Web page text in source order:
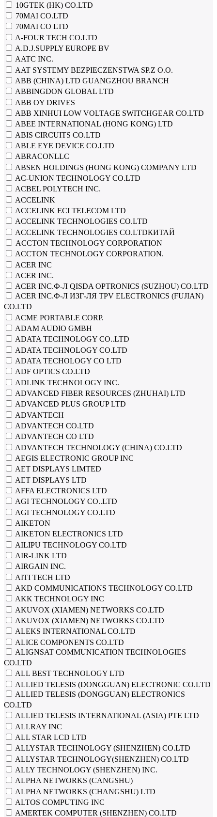
10GTEK (HK) CO.LTD
70MAI CO.LTD
70MAI CO LTD
A-FOUR TECH CO.LTD
A.D.J.SUPPLY EUROPE BV
AATC INC.
AAT SYSTEMY BEZPIECZENSTWA SP.Z O.O.
ABB (CHINA) LTD GUANGZHOU BRANCH
ABBINGDON GLOBAL LTD
ABB OY DRIVES
ABB XINHUI LOW VOLTAGE SWITCHGEAR CO.LTD
ABEE INTERNATIONAL (HONG KONG) LTD
ABIS CIRCUITS CO.LTD
ABLE EYE DEVICE CO.LTD
ABRACONLLC
ABSEN HOLDINGS (HONG KONG) COMPANY LTD
AC-UNION TECHNOLOGY CO.LTD
ACBEL POLYTECH INC.
ACCELINK
ACCELINK ECI TELECOM LTD
ACCELINK TECHNOLOGIES CO.LTD
ACCELINK TECHNOLOGIES CO.LTDКИТАЙ
ACCTON TECHNOLOGY CORPORATION
ACCTON TECHNOLOGY CORPORATION.
ACER INC
ACER INC.
ACER INC.Ф-Л QISDA OPTRONICS (SUZHOU) CO.LTD
ACER INC.Ф-Л ИЗГ-ЛЯ TPV ELECTRONICS (FUJIAN)
CO.LTD
ACME PORTABLE CORP.
ADAM AUDIO GMBH
ADATA TECHNOLOGY CO..LTD
ADATA TECHNOLOGY CO.LTD
ADATA TECHOLOGY CO LTD
ADF OPTICS CO.LTD
ADLINK TECHNOLOGY INC.
ADVANCED FIBER RESOURCES (ZHUHAI) LTD
ADVANCED PLUS GROUP LTD
ADVANTECH
ADVANTECH CO.LTD
ADVANTECH CO LTD
ADVANTECH TECHNOLOGY (CHINA) CO.LTD
AEGIS ELECTRONIC GROUP INC
AET DISPLAYS LIMTED
AET DISPLAYS LTD
AFFA ELECTRONICS LTD
AGI TECHNOLOGY CO..LTD
AGI TECHNOLOGY CO.LTD
AIKETON
AIKETON ELECTRONICS LTD
AILIPU TECHNOLOGY CO.LTD
AIR-LINK LTD
AIRGAIN INC.
AITI TECH LTD
AKD COMMUNICATIONS TECHNOLOGY CO.LTD
AKK TECHNOLOGY INC
AKUVOX (XIAMEN) NETWORKS CO.LTD
AKUVOX (XIAMEN) NETWORKS СО.LTD
ALEKS INTERNATIONAL CO.LTD
ALICE COMPONENTS CO.LTD
ALIGNSAT COMMUNICATION TECHNOLOGIES
CO.LTD
ALL BEST TECHNOLOGY LTD
ALLIED TELESIS (DONGGUAN) ELECTRONIC CO.LTD
ALLIED TELESIS (DONGGUAN) ELECTRONICS
CO.LTD
ALLIED TELESIS INTERNATIONAL (ASIA) PTE LTD
ALLRAY INC
ALL STAR LCD LTD
ALLYSTAR TECHNOLOGY (SHENZHEN) CO.LTD
ALLYSTAR TECHNOLOGY(SHENZHEN) CO.LTD
ALLY TECHNOLOGY (SHENZHEN) INC.
ALPHA NETWORKS (CANGSHU)
ALPHA NETWORKS (CHANGSHU) LTD
ALTOS COMPUTING INC
AMERTEK COMPUTER (SHENZHEN) CO.LTD